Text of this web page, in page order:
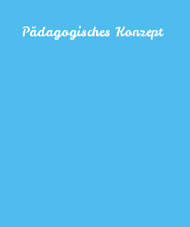
Pädagogisches Konzept